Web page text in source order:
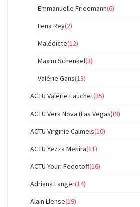
Emmanuelle Friedmann(6)
Lena Rey(2)
Malédicte(12)
Maxim Schenkel(3)
Valérie Gans(13)
ACTU Valérie Fauchet(35)
ACTU Vera Nova (Las Vegas)(9)
ACTU Virginie Calmels(10)
ACTU Yezza Mehira(11)
ACTU Youri Fedotoff(16)
Adriana Langer(14)
Alain Llense(19)